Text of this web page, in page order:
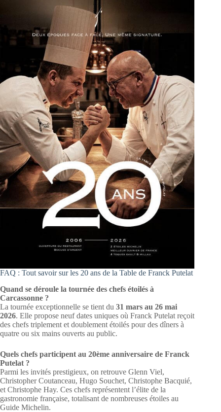
FAQ : Tout savoir sur les 20 ans de la Table de Franck Putelat
Quand se déroule la tournée des chefs étoilés à
Carcassonne ?
La tournée exceptionnelle se tient du 31 mars au 26 mai
2026. Elle propose neuf dates uniques où Franck Putelat reçoit
des chefs triplement et doublement étoilés pour des dîners à
quatre ou six mains ouverts au public.
Quels chefs participent au 20ème anniversaire de Franck
Putelat ?
Parmi les invités prestigieux, on retrouve Glenn Viel,
Christopher Coutanceau, Hugo Souchet, Christophe Bacquié,
et Christophe Hay. Ces chefs représentent l’élite de la
gastronomie française, totalisant de nombreuses étoiles au
Guide Michelin.